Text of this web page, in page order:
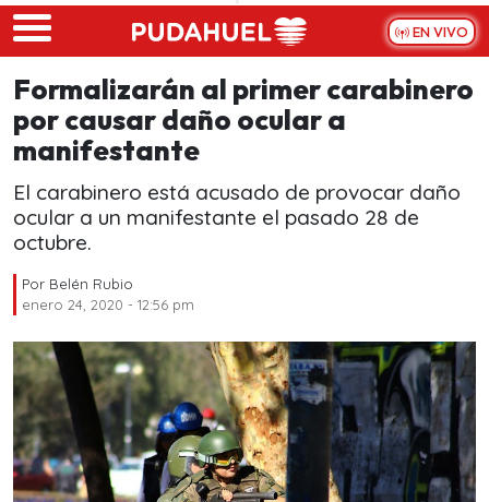
Skip to main content
EN VIVO
Formalizarán al primer carabinero
por causar daño ocular a
manifestante
El carabinero está acusado de provocar daño
ocular a un manifestante el pasado 28 de
octubre.
Por Belén Rubio
enero 24, 2020 - 12:56 pm